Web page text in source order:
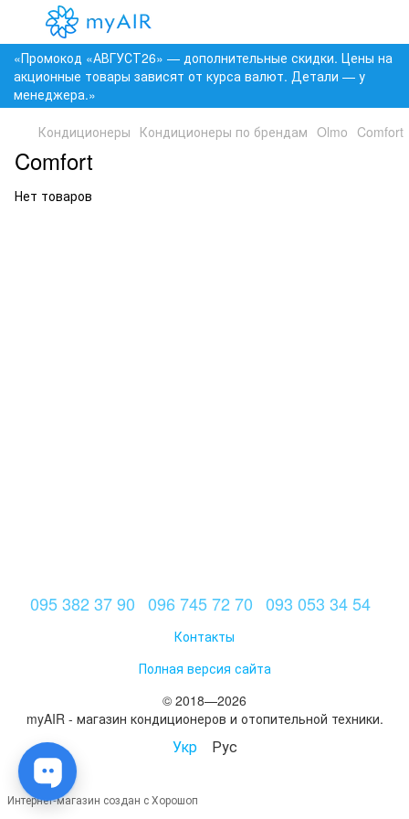
«Промокод «АВГУСТ26» — дополнительные скидки. Цены на
акционные товары зависят от курса валют. Детали — у
менеджера.»
Кондиционеры Кондиционеры по брендам Olmo Comfort
Comfort
Нет товаров
095 382 37 90 096 745 72 70 093 053 34 54
Контакты
Полная версия сайта
© 2018—2026
myAIR - магазин кондиционеров и отопительной техники.
Укр Рус
Интернет-магазин создан с Хорошоп